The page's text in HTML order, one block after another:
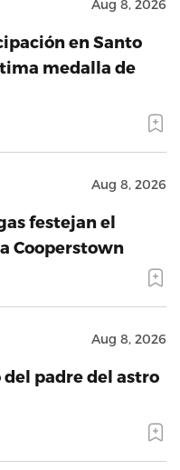
Aug 8, 2026
en Santo
medalla de
Aug 8, 2026
festejan el
Cooperstown
Aug 8, 2026
padre del astro